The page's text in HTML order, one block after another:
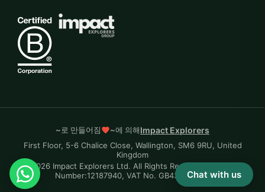
~로 만들어짐 ~에 의해Impact Explorers
First Floor, 5-6 Chalice Close, Wallington, SM6 9RU, United
Kingdom
© 2026 Impact Explorers Ltd. All Rights Reserved. Company
Number:12187940, VAT No. GB430870704Chat with us